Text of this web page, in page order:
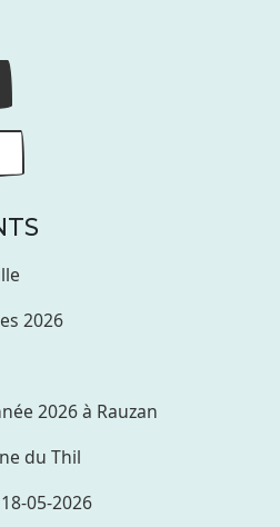
2026
2026 à Rauzan
du Thil
05-2026